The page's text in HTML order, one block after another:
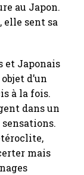
au Japon.
elle sent sa
et Japonais
d’un
à la fois.
dans un
mais